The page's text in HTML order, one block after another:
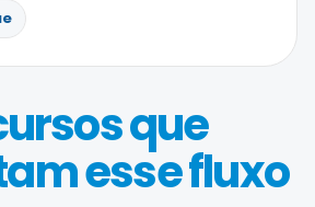
que
esse fluxo